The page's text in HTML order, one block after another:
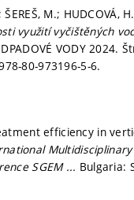
M.; HUDCOVÁ, H.
využití vyčištěných
VODY 2024.
80-973196-5-6.
efficiency in
SGEM ... Bulgaria: